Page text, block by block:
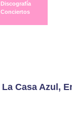
Discografía
Conciertos
Casa Azul,